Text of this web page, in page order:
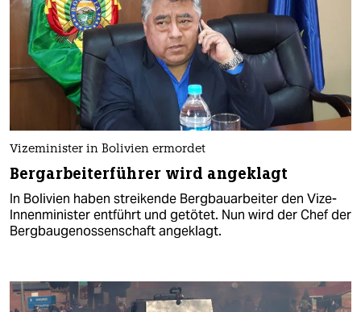
Vizeminister in Bolivien ermordet
Bergarbeiterführer wird angeklagt
In Bolivien haben streikende Bergbauarbeiter den Vize-
Innenminister entführt und getötet. Nun wird der Chef der
Bergbaugenossenschaft angeklagt.